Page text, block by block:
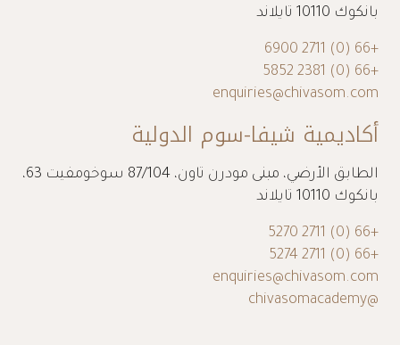
بانكوك 10110 تايلاند
+66 (0) 2711 6900
+66 (0) 2381 5852
enquiries@chivasom.com
أكاديمية شيفا-سوم الدولية
الطابق الأرضي، مبنى مودرن تاون، 87/104 سوخومفيت 63،
بانكوك 10110 تايلاند
+66 (0) 2711 5270
+66 (0) 2711 5274
enquiries@chivasom.com
@chivasomacademy